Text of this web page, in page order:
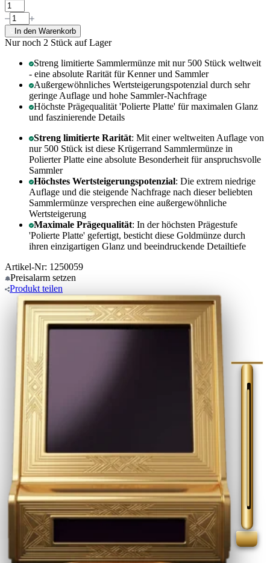
In den Warenkorb
Nur noch 2 Stück auf Lager
Streng limitierte Sammlermünze mit nur 500 Stück weltweit
- eine absolute Rarität für Kenner und Sammler
Außergewöhnliches Wertsteigerungspotenzial durch sehr
geringe Auflage und hohe Sammler-Nachfrage
Höchste Prägequalität 'Polierte Platte' für maximalen Glanz
und faszinierende Details
Streng limitierte Rarität: Mit einer weltweiten Auflage von
nur 500 Stück ist diese Krügerrand Sammlermünze in
Polierter Platte eine absolute Besonderheit für anspruchsvolle
Sammler
Höchstes Wertsteigerungspotenzial: Die extrem niedrige
Auflage und die steigende Nachfrage nach dieser beliebten
Sammlermünze versprechen eine außergewöhnliche
Wertsteigerung
Maximale Prägequalität: In der höchsten Prägestufe
'Polierte Platte' gefertigt, besticht diese Goldmünze durch
ihren einzigartigen Glanz und beeindruckende Detailtiefe
Artikel-Nr: 1250059
Preisalarm setzen
Produkt teilen